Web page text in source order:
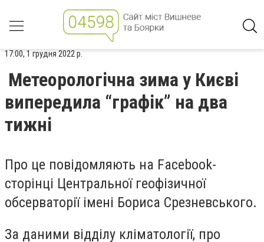
17:00, 1 грудня 2022 р.
Метеорологічна зима у Києві
випередила “графік” на два
тижні
Про це повідомляють на Facebook-
сторінці Центральної геофізичної
обсерваторії імені Бориса Срезневського.
За даними відділу кліматології, про